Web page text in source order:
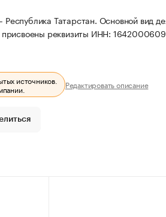
Татарстан. Основной вид
присвоены реквизиты ИНН:
источников.
Редактировать описание